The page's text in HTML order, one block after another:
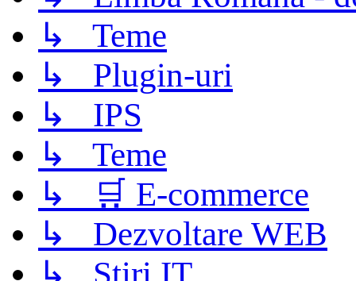
↳ Teme
↳ Plugin-uri
↳ IPS
↳ Teme
↳ 🛒 E-commerce
↳ Dezvoltare WEB
↳ Știri IT